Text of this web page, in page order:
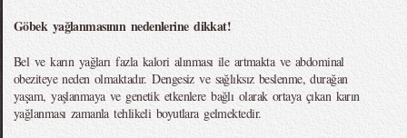
Göbek yağlanmasının nedenlerine dikkat!
Bel ve karın yağları fazla kalori alınması ile artmakta ve abdominal
obeziteye neden olmaktadır. Dengesiz ve sağlıksız beslenme, durağan
yaşam, yaşlanmaya ve genetik etkenlere bağlı olarak ortaya çıkan karın
yağlanması zamanla tehlikeli boyutlara gelmektedir.